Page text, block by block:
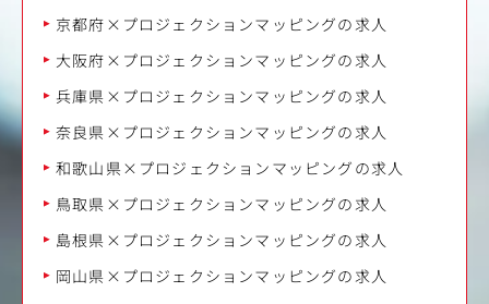
京都府×プロジェクションマッピングの求人
大阪府×プロジェクションマッピングの求人
兵庫県×プロジェクションマッピングの求人
奈良県×プロジェクションマッピングの求人
和歌山県×プロジェクションマッピングの求人
鳥取県×プロジェクションマッピングの求人
島根県×プロジェクションマッピングの求人
岡山県×プロジェクションマッピングの求人